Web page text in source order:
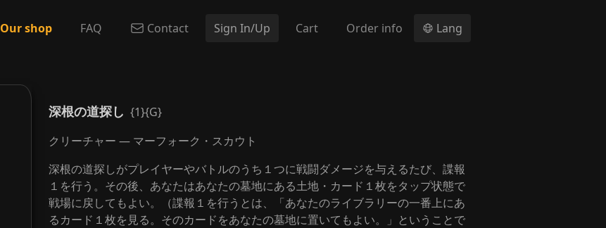
Our shop FAQ Contact Sign In/Up Cart Order info Lang
深根の道探し {1}{G}
クリーチャー — マーフォーク・スカウト
深根の道探しがプレイヤーやバトルのうち１つに戦闘ダメージを与えるたび、諜報
１を行う。その後、あなたはあなたの墓地にある土地・カード１枚をタップ状態で
戦場に戻してもよい。（諜報１を行うとは、「あなたのライブラリーの一番上にあ
るカード１枚を見る。そのカードをあなたの墓地に置いてもよい。」ということで